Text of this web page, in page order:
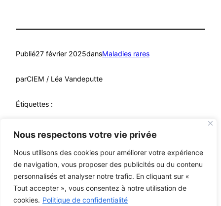
Nous respectons votre vie privée
Nous utilisons des cookies pour améliorer votre expérience
de navigation, vous proposer des publicités ou du contenu
personnalisés et analyser notre trafic. En cliquant sur «
Tout accepter », vous consentez à notre utilisation de
cookies. Politique de confidentialité
Publié27 février 2025dansMaladies rares
parCIEM / Léa Vandeputte
Étiquettes :
Mutualistes – MCA © C i E M